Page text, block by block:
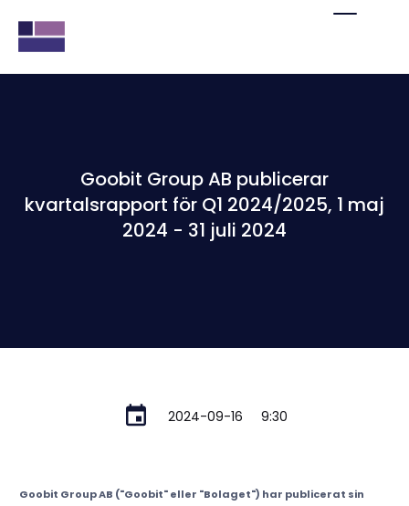
Goobit Group AB publicerar
kvartalsrapport för Q1 2024/2025, 1 maj
2024 - 31 juli 2024
2024-09-16 9:30
Goobit Group AB ("Goobit" eller "Bolaget") har publicerat sin